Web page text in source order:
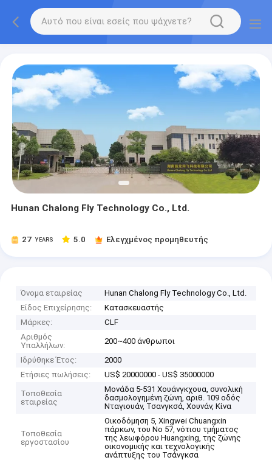
Hunan Chalong Fly Technology Co., Ltd.
27 YEARS 5.0 Ελεγχμένος προμηθευτής
Όνομα εταιρείας
Hunan Chalong Fly Technology Co., Ltd.
Είδος Επιχείρησης:
Κατασκευαστής
Μάρκες:
CLF
Αριθμός
Υπαλλήλων:
200~400 άνθρωποι
Ιδρύθηκε Έτος:
2000
Ετήσιες πωλήσεις:
US$ 20000000 - US$ 35000000
Τοποθεσία
εταιρείας
Μονάδα 5-531 Χουάνγκχουα, συνολική
δασμολογημένη ζώνη, αριθ. 109 οδός
Νταγιουάν, Τσανγκσά, Χουνάν, Κίνα
Τοποθεσία
εργοστασίου
Οικοδόμηση 5, Xingwei Chuangxin
πάρκων, του Νο 57, νότιου τμήματος
της λεωφόρου Huangxing, της ζώνης
οικονομικής και τεχνολογικής
ανάπτυξης του Τσάνγκσα